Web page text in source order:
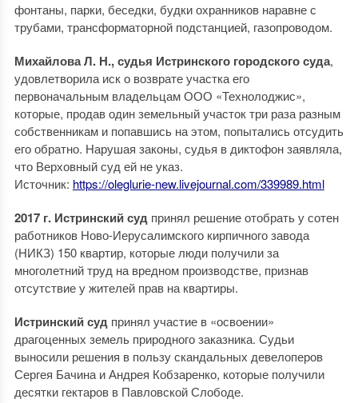
фонтаны, парки, беседки, будки охранников наравне с
трубами, трансформаторной подстанцией, газопроводом.
Михайлова Л. Н., судья Истринского городского суда,
удовлетворила иск о возврате участка его
первоначальным владельцам ООО «Технолоджис»,
которые, продав один земельный участок три раза разным
собственникам и попавшись на этом, попытались отсудить
его обратно. Нарушая законы, судья в диктофон заявляла,
что Верховный суд ей не указ.
Источник: https://oleglurie-new.livejournal.com/339989.html
2017 г. Истринский суд принял решение отобрать у сотен
работников Ново-Иерусалимского кирпичного завода
(НИКЗ) 150 квартир, которые люди получили за
многолетний труд на вредном производстве, признав
отсутствие у жителей прав на квартиры.
Истринский суд принял участие в «освоении»
драгоценных земель природного заказника. Судьи
выносили решения в пользу скандальных девелоперов
Сергея Бачина и Андрея Кобзаренко, которые получили
десятки гектаров в Павловской Слободе.